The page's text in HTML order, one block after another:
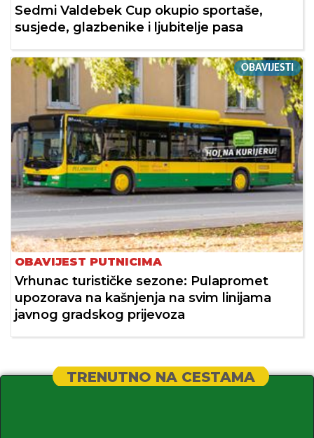
Sedmi Valdebek Cup okupio sportaše,
susjede, glazbenike i ljubitelje pasa
OBAVIJESTI
OBAVIJEST PUTNICIMA
Vrhunac turističke sezone: Pulapromet
upozorava na kašnjenja na svim linijama
javnog gradskog prijevoza
TRENUTNO NA CESTAMA